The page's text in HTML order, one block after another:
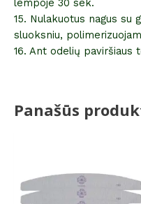
lempoje 30 sek.
15. Nulakuotus nagus su
sluoksniu,
16. Ant odelių paviršiaus
Panašūs